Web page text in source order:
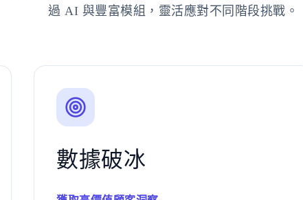
過 AI 與豐富模組，靈活應對不同階段挑戰。
數據破冰